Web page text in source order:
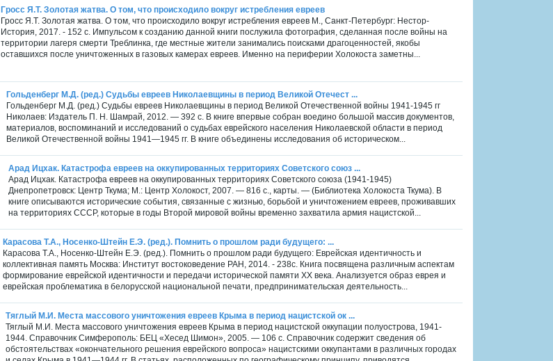
Гросс Я.Т. Золотая жатва. О том, что происходило вокруг истребления евреев
Гросс Я.Т. Золотая жатва. О том, что происходило вокруг истребления евреев М., Санкт-Петербург: Нестор-
История, 2017. - 152 с. Импульсом к созданию данной книги послужила фотография, сделанная после войны на
территории лагеря смерти Треблинка, rде местные жители занимались поисками драгоценностей, якобы
оставшихся после уничтоженных в газовых камерах евреев. Именно на периферии Холокоста заметны...
Гольденберг М.Д. (ред.) Судьбы евреев Николаевщины в период Великой Отечест ...
Гольденберг М.Д. (ред.) Судьбы евреев Николаевщины в период Великой Отечественной войны 1941-1945 гг
Николаев: Издатель П. Н. Шамрай, 2012. — 392 с. В книге впервые собран воедино большой массив документов,
материалов, воспоминаний и исследований о судьбах еврейского населения Николаевской области в период
Великой Отечественной войны 1941—1945 гг. В книге объединены исследования об историческом...
Арад Ицхак. Катастрофа евреев на оккупированных территориях Советского союз ...
Арад Ицхак. Катастрофа евреев на оккупированных территориях Советского союза (1941-1945)
Днепропетровск: Центр Ткума; М.: Центр Холокост, 2007. — 816 с., карты. — (Библиотека Холокоста Ткума). В
книге описываются исторические события, связанные с жизнью, борьбой и уничтожением евреев, проживавших
на территориях СССР, которые в годы Второй мировой войны временно захватила армия нацистской...
Карасова Т.А., Носенко-Штейн Е.Э. (ред.). Помнить о прошлом ради будущего: ...
Карасова Т.А., Носенко-Штейн Е.Э. (ред.). Помнить о прошлом ради будущего: Еврейская идентичность и
коллективная память Москва: Институт востоковедение РАН, 2014. - 238с. Книга посвящена различным аспектам
формирование еврейской идентичности и передачи исторической памяти ХХ века. Анализуется образ еврея и
еврейская проблематика в белорусской национальной печати, предпринимательская деятельность...
Тяглый М.И. Места массового уничтожения евреев Крыма в период нацистской ок ...
Тяглый М.И. Места массового уничтожения евреев Крыма в период нацистской оккупации полуострова, 1941-
1944. Справочник Симферополь: БЕЦ «Хесед Шимон», 2005. — 106 с. Справочник содержит сведения об
обстоятельствах «окончательного решения еврейского вопроса» нацистскими оккупантами в различных городах